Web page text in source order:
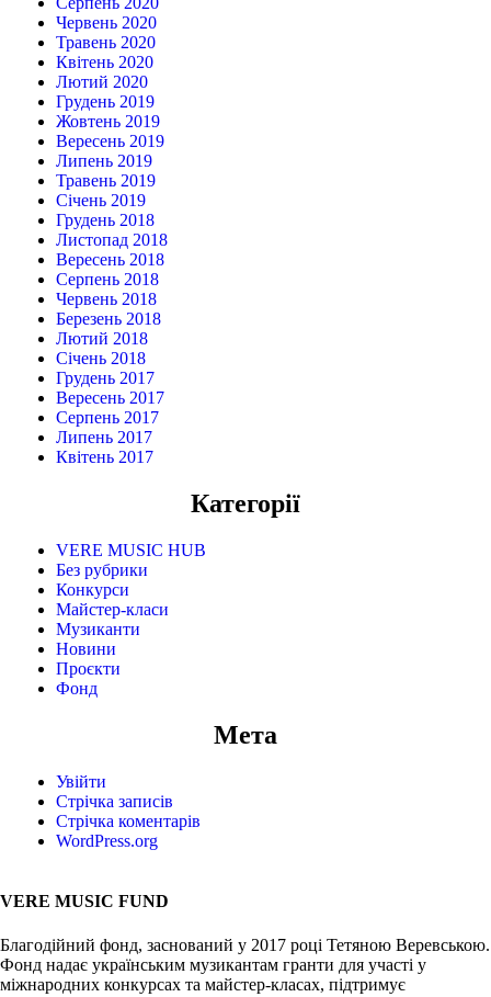
Червень 2020
Травень 2020
Квітень 2020
Лютий 2020
Грудень 2019
Жовтень 2019
Вересень 2019
Липень 2019
Травень 2019
Січень 2019
Грудень 2018
Листопад 2018
Вересень 2018
Серпень 2018
Червень 2018
Березень 2018
Лютий 2018
Січень 2018
Грудень 2017
Вересень 2017
Серпень 2017
Липень 2017
Квітень 2017
Категорії
VERE MUSIC HUB
Без рубрики
Конкурси
Майстер-класи
Музиканти
Новини
Проєкти
Фонд
Мета
Увійти
Стрічка записів
Стрічка коментарів
WordPress.org
VERE MUSIC FUND
Благодійний фонд, заснований у 2017 році Тетяною Веревською.
Фонд надає українським музикантам гранти для участі у
міжнародних конкурсах та майстер-класах, підтримує